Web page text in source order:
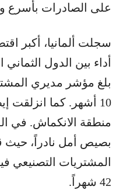
على الصادرات بأسرع وتيرة
سجلت ألمانيا، أكبر
أداء بين الدول
بلغ مؤشر مديري
10 أشهر. كما انزلقت
منطقة الانكماش. في
بصيص أمل نادراً،
المشتريات التصنيعي
42 شهراً.